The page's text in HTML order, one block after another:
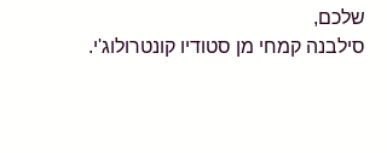
שלכם,
סילבנה קמחי מן סטודיו קונטרולוג'י.